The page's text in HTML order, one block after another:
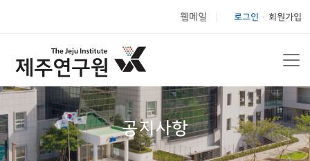
웹메일 로그인 회원가입
공지사항